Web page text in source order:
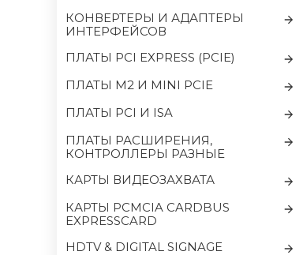
КОНВЕРТЕРЫ И АДАПТЕРЫ
ИНТЕРФЕЙСОВ
ПЛАТЫ PCI EXPRESS (PCIE)
ПЛАТЫ M2 И MINI PCIE
ПЛАТЫ PCI И ISA
ПЛАТЫ РАСШИРЕНИЯ,
КОНТРОЛЛЕРЫ РАЗНЫЕ
КАРТЫ ВИДЕОЗАХВАТА
КАРТЫ PCMCIA CARDBUS
EXPRESSCARD
HDTV & DIGITAL SIGNAGE